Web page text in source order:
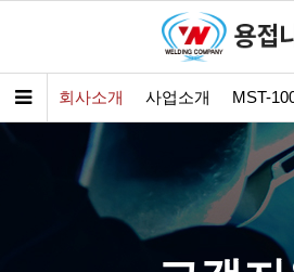
회사소개 사업소개 MST-